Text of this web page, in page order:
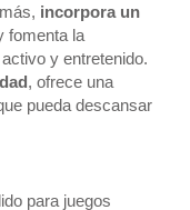
incorpora un
fomenta la
y entretenido.
, ofrece una
pueda descansar
para juegos